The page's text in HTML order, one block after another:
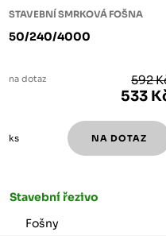
STAVEBNÍ SMRKOVÁ FOŠNA
50/240/4000
na dotaz 592
533
ks
Stavební řezivo
Fošny